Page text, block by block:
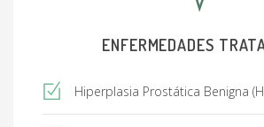
ENFERMEDADES
Hiperplasia Prostática Benigna